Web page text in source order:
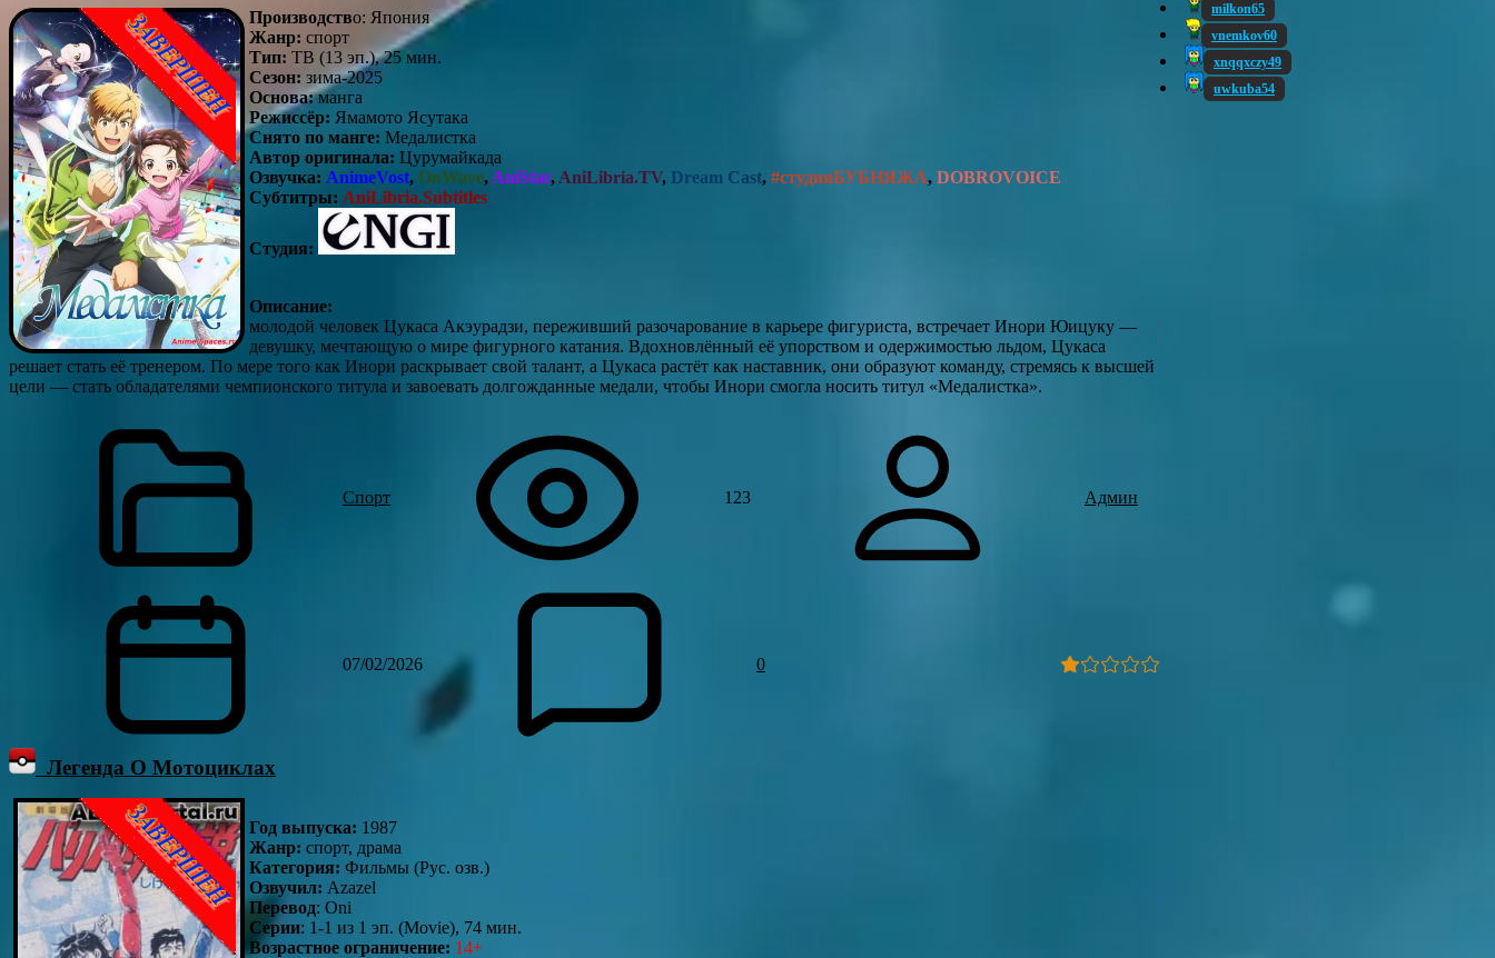
Производство: Япония
Жанр: спорт
Тип: ТВ (13 эп.), 25 мин.
Сезон: зима-2025
Основа:манга
Режиссёр: Ямамото Ясутака
Снято по манге: Медалистка
Автор оригинала: Цурумайкада
Озвучка: AnimeVost, OnWave, AniStar, AniLibria.TV, Dream Cast, #студияБУБНЯЖА, DOBROVOICE
Субтитры: AniLibria.Subtitles
Студия:
Описание:
молодой человек Цукаса Акэурадзи, переживший разочарование в карьере фигуриста, встречает Инори Юицуку —
девушку, мечтающую о мире фигурного катания. Вдохновлённый её упорством и одержимостью льдом, Цукаса
решает стать её тренером. По мере того как Инори раскрывает свой талант, а Цукаса растёт как наставник, они образуют команду, стремясь к высшей
цели — стать обладателями чемпионского титула и завоевать долгожданные медали, чтобы Инори смогла носить титул «Медалистка».
Спорт 123 Админ
07/02/2026 0
Легенда О Мотоциклах
Год выпуска: 1987
Жанр: спорт, драма
Категория: Фильмы (Рус. озв.)
Озвучил: Azazel
Перевод: Oni
Серии: 1-1 из 1 эп. (Movie), 74 мин.
Возрастное ограничение: 14+
milkon65
vnemkov60
xnqqxczy49
uwkuba54